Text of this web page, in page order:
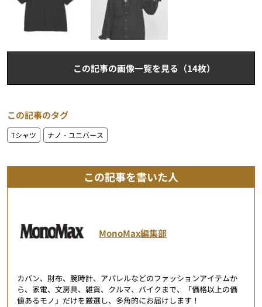
この記事の画像一覧を見る（14枚）
この記事のタグ
Tシャツ ナノ・ユニバース
この記事を書いた人
MonoMax編集部
カバン、財布、腕時計、アパレルなどのファッションアイテムか
ら、家電、文房具、雑貨、クルマ、バイクまで、「価格以上の価
値あるモノ」だけを厳選し、多角的にお届けします！